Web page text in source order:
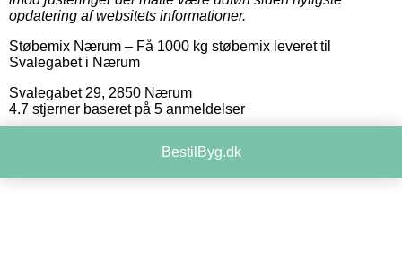
opdatering af websitets informationer.
Støbemix Nærum – Få 1000 kg støbemix leveret til
Svalegabet i Nærum
Svalegabet 29, 2850 Nærum
4.7 stjerner baseret på 5 anmeldelser
BestilByg.dk